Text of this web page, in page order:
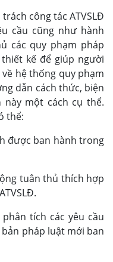
công tác ATVSLĐ
cầu cũng như hành
các quy phạm pháp
kế để giúp người
hệ thống quy phạm
dẫn cách thức, biện
một cách cụ thể.
thể:
được ban hành trong
tuân thủ thích hợp
tích các yêu cầu
pháp luật mới ban